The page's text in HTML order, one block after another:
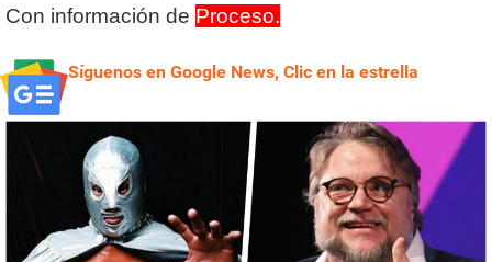
Con información de Proceso.
Síguenos en Google News, Clic en la estrella